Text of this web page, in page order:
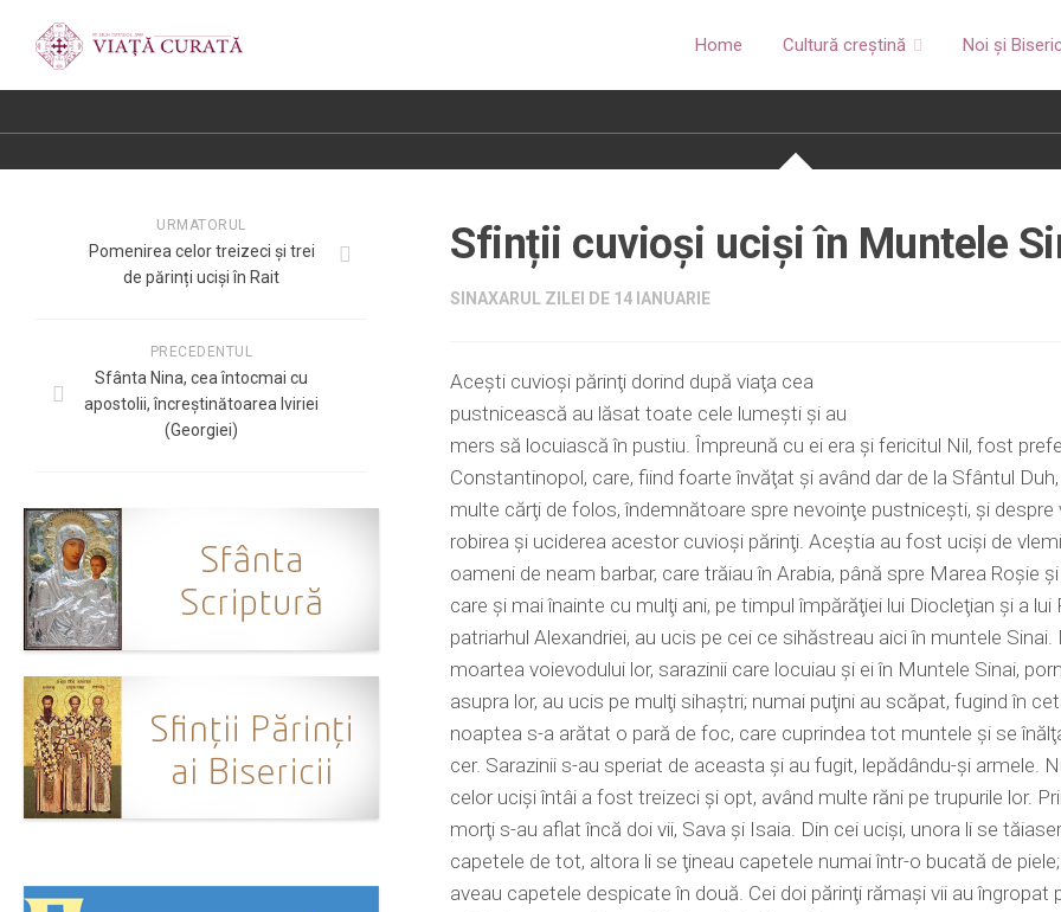
Home Cultură creștină Noi și
Sfinții cuvioși uciși în Muntele
SINAXARUL ZILEI DE 14 IANUARIE
Aceşti cuvioşi părinţi dorind după viaţa cea
pustnicească au lăsat toate cele lumeşti şi au
mers să locuiască în pustiu. Împreună cu ei era şi fericitul Nil, fost
Constantinopol, care, fiind foarte învăţat şi având dar de la Sfântul
multe cărţi de folos, îndemnătoare spre nevoinţe pustniceşti, şi despre
robirea şi uciderea acestor cuvioşi părinţi. Aceştia au fost ucişi de
oameni de neam barbar, care trăiau în Arabia, până spre Marea Roşie
care şi mai înainte cu mulţi ani, pe timpul împărăţiei lui Diocleţian şi a lui
patriarhul Alexandriei, au ucis pe cei ce sihăstreau aici în muntele Sinai.
moartea voievodului lor, sarazinii care locuiau şi ei în Muntele Sinai,
asupra lor, au ucis pe mulţi sihaştri; numai puţini au scăpat, fugind în
noaptea s-a arătat o pară de foc, care cuprindea tot muntele şi se
cer. Sarazinii s-au speriat de aceasta şi au fugit, lepădându-şi armele.
celor ucişi întâi a fost treizeci şi opt, având multe răni pe trupurile lor.
morţi s-au aflat încă doi vii, Sava şi Isaia. Din cei ucişi, unora li se
capetele de tot, altora li se ţineau capetele numai într-o bucată de
aveau capetele despicate în două. Cei doi părinţi rămaşi vii au îngropat
URMATORUL
Pomenirea celor treizeci și trei
de părinți uciși în Rait
PRECEDENTUL
Sfânta Nina, cea întocmai cu
apostolii, încreștinătoarea Iviriei
(Georgiei)